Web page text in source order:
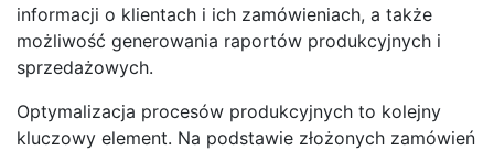
informacji o klientach i ich zamówieniach, a także
możliwość generowania raportów produkcyjnych i
sprzedażowych.
Optymalizacja procesów produkcyjnych to kolejny
kluczowy element. Na podstawie złożonych zamówień